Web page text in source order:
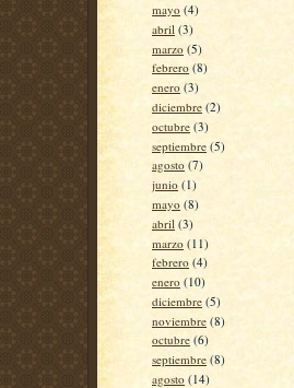
mayo (4)
abril (3)
marzo (5)
febrero (8)
enero (3)
diciembre (2)
octubre (3)
septiembre (5)
agosto (7)
junio (1)
mayo (8)
abril (3)
marzo (11)
febrero (4)
enero (10)
diciembre (5)
noviembre (8)
octubre (6)
septiembre (8)
agosto (14)